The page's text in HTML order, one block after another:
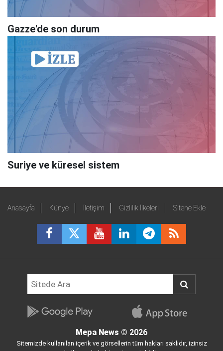
Gazze'de son durum
Suriye ve küresel sistem
Anasayfa Künye İletişim Gizlilik İlkeleri Sitene Ekle
Mepa News © 2026
Sitemizde kullanılan içerik ve görsellerin tüm hakları saklıdır, izinsiz